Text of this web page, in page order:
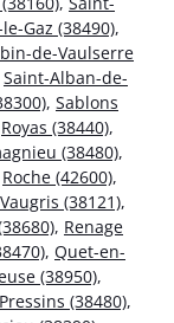
Gaz (38490),
de-Vaulserre
Saint-Alban-de-
, Sablons
Royas (38440),
(38480),
Roche (42600),
(38121),
, Renage
, Quet-en-
(38950),
Pressins (38480),